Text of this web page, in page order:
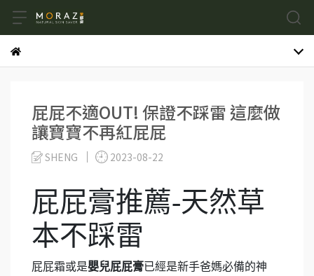
屁屁不適OUT! 保證不踩雷 這麼做
讓寶寶不再紅屁屁
SHENG 2023-08-22
屁屁膏推薦-天然草
本不踩雷
屁屁霜或是嬰兒屁屁膏已經是新手爸媽必備的神